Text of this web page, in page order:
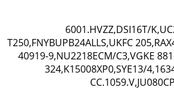
6001.HVZZ,DSI16T/
T250,FNYBUPB24ALLS,UKFC
40919-9,NU2218ECM/C3,VGKE
324,K15008XP0,SYE13/